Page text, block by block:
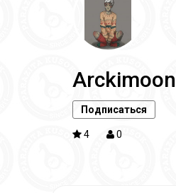
Arckimoon
Подписаться
4 0